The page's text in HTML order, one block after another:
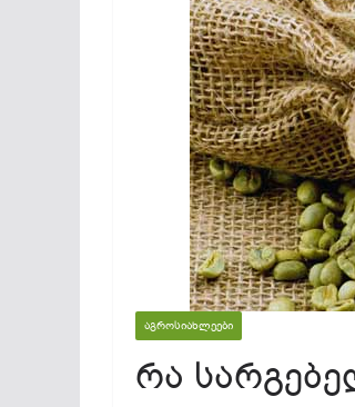
ᲐᲒᲠᲝᲡᲘᲐᲮᲚᲔᲔᲑᲘ
რა